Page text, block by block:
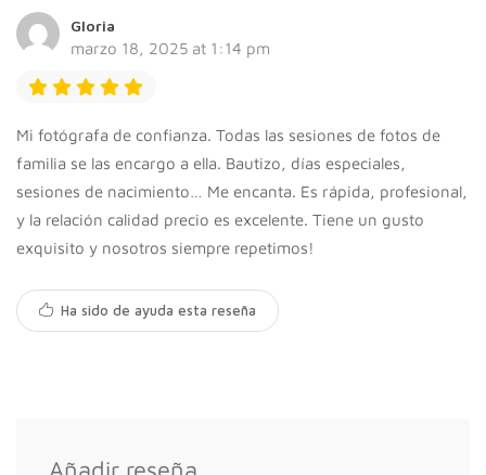
Gloria
marzo 18, 2025 at 1:14 pm
Mi fotógrafa de confianza. Todas las sesiones de fotos de
familia se las encargo a ella. Bautizo, días especiales,
sesiones de nacimiento… Me encanta. Es rápida, profesional,
y la relación calidad precio es excelente. Tiene un gusto
exquisito y nosotros siempre repetimos!
Ha sido de ayuda esta reseña